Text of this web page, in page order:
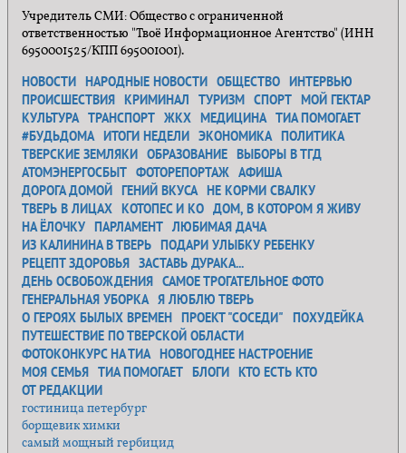
Учредитель СМИ: Общество с ограниченной
ответственностью "Твоё Информационное Агентство" (ИНН
6950001525/КПП 695001001).
НОВОСТИ НАРОДНЫЕ НОВОСТИ ОБЩЕСТВО ИНТЕРВЬЮ
ПРОИСШЕСТВИЯ КРИМИНАЛ ТУРИЗМ СПОРТ МОЙ ГЕКТАР
КУЛЬТУРА ТРАНСПОРТ ЖКХ МЕДИЦИНА ТИА ПОМОГАЕТ
#БУДЬДОМА ИТОГИ НЕДЕЛИ ЭКОНОМИКА ПОЛИТИКА
ТВЕРСКИЕ ЗЕМЛЯКИ ОБРАЗОВАНИЕ ВЫБОРЫ В ТГД
АТОМЭНЕРГОСБЫТ ФОТОРЕПОРТАЖ АФИША
ДОРОГА ДОМОЙ ГЕНИЙ ВКУСА НЕ КОРМИ СВАЛКУ
ТВЕРЬ В ЛИЦАХ КОТОПЕС И КО ДОМ, В КОТОРОМ Я ЖИВУ
НА ЁЛОЧКУ ПАРЛАМЕНТ ЛЮБИМАЯ ДАЧА
ИЗ КАЛИНИНА В ТВЕРЬ ПОДАРИ УЛЫБКУ РЕБЕНКУ
РЕЦЕПТ ЗДОРОВЬЯ ЗАСТАВЬ ДУРАКА...
ДЕНЬ ОСВОБОЖДЕНИЯ САМОЕ ТРОГАТЕЛЬНОЕ ФОТО
ГЕНЕРАЛЬНАЯ УБОРКА Я ЛЮБЛЮ ТВЕРЬ
О ГЕРОЯХ БЫЛЫХ ВРЕМЕН ПРОЕКТ "СОСЕДИ"
ПОХУДЕЙКА
ПУТЕШЕСТВИЕ ПО ТВЕРСКОЙ ОБЛАСТИ
ФОТОКОНКУРС НА ТИА НОВОГОДНЕЕ НАСТРОЕНИЕ
МОЯ СЕМЬЯ ТИА ПОМОГАЕТ БЛОГИ КТО ЕСТЬ КТО
ОТ РЕДАКЦИИ
гостиница петербург
борщевик химки
самый мощный гербицид